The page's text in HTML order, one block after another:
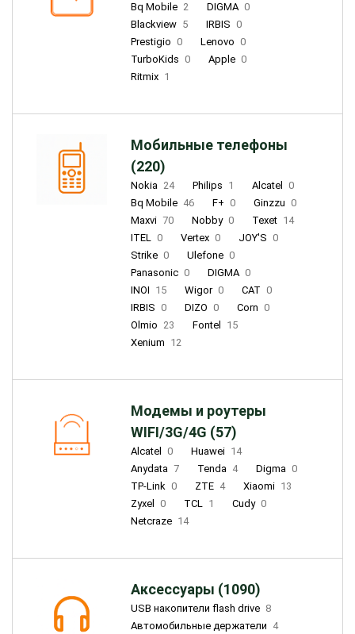
Bq Mobile 2 DIGMA 0
Blackview 5 IRBIS 0
Prestigio 0 Lenovo 0
TurboKids 0 Apple 0
Ritmix 1
Мобильные телефоны
(220)
Nokia 24 Philips 1 Alcatel
0
Bq Mobile 46 F+ 0 Ginzzu 0
Maxvi 70 Nobby 0 Texet 14
ITEL 0 Vertex 0 JOY'S 0
Strike 0 Ulefone 0
Panasonic 0 DIGMA 0
INOI 15 Wigor 0 CAT 0
IRBIS 0 DIZO 0 Corn 0
Olmio 23 Fontel
15
Xenium 12
Модемы и роутеры
WIFI/3G/4G (57)
Alcatel 0 Huawei 14
Anydata 7 Tenda 4 Digma 0
TP-Link 0 ZTE 4 Xiaomi 13
Zyxel
0 TCL 1 Cudy 0
Netcraze 14
Аксессуары (1090)
USB накопители flash drive 8
Автомобильные держатели 4